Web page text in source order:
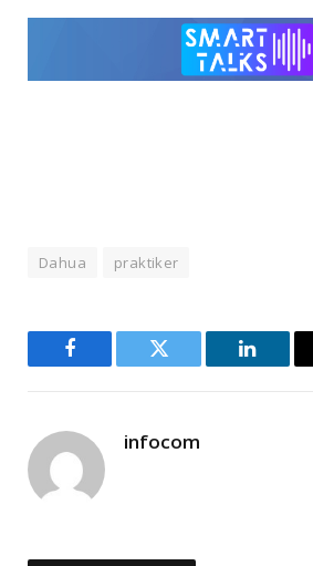
Dahua praktiker
Facebook Twitter
infocom